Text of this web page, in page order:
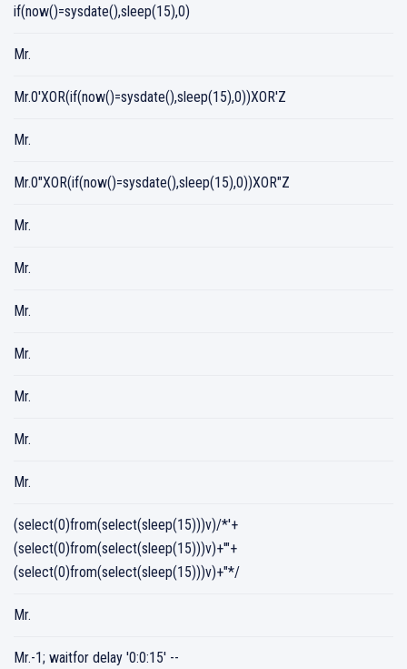
if(now()=sysdate(),sleep(15),0)
Mr.
Mr.0'XOR(if(now()=sysdate(),sleep(15),0))XOR'Z
Mr.
Mr.0"XOR(if(now()=sysdate(),sleep(15),0))XOR"Z
Mr.
Mr.
Mr.
Mr.
Mr.
Mr.
Mr.
(select(0)from(select(sleep(15)))v)/*'+
(select(0)from(select(sleep(15)))v)+'"+
(select(0)from(select(sleep(15)))v)+"*/
Mr.
Mr.-1; waitfor delay '0:0:15' --